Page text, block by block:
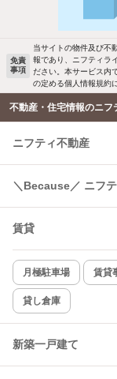
洗濯機置場あり
エアコンあり
温水洗浄便座
コンロ2口以上
新着のみ
該当件数:
1件
免責
事項
当サイトの物件及び不
報であり、ニフティラ
ださい。本サービス内
の定める個人情報規約
不動産・住宅情報のニフ
ニフティ不動産
＼Because／ ニフ
賃貸
月極駐車場 賃貸
貸し倉庫
新築一戸建て